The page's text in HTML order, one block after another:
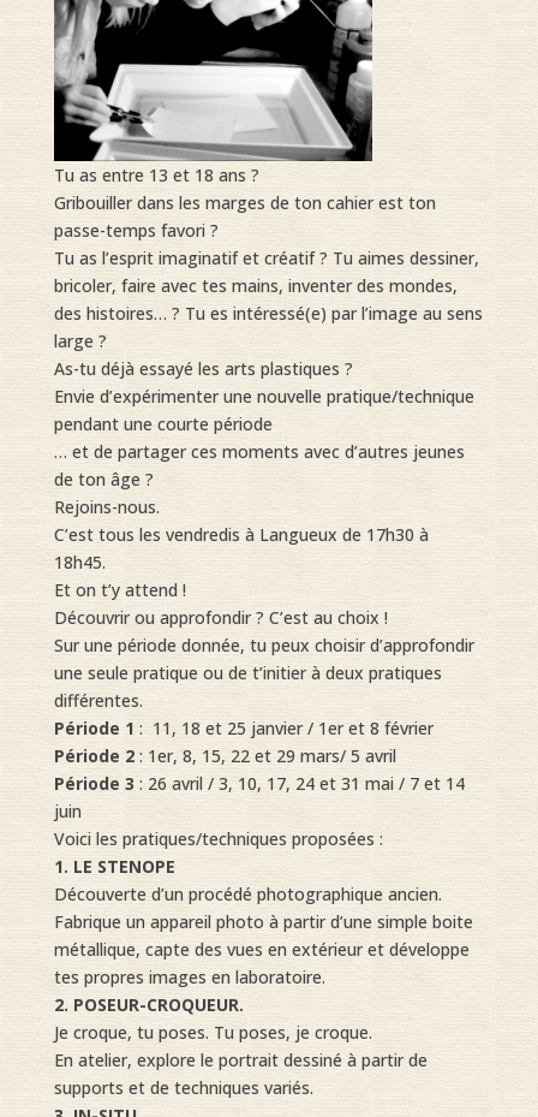
Tu as entre 13 et 18 ans ?
Gribouiller dans les marges de ton cahier est ton
passe-temps favori ?
Tu as l’esprit imaginatif et créatif ? Tu aimes dessiner,
bricoler, faire avec tes mains, inventer des mondes,
des histoires… ? Tu es intéressé(e) par l’image au sens
large ?
As-tu déjà essayé les arts plastiques ?
Envie d’expérimenter une nouvelle pratique/technique
pendant une courte période
… et de partager ces moments avec d’autres jeunes
de ton âge ?
Rejoins-nous.
C’est tous les vendredis à Langueux de 17h30 à
18h45.
Et on t’y attend !
Découvrir ou approfondir ? C’est au choix !
Sur une période donnée, tu peux choisir d’approfondir
une seule pratique ou de t’initier à deux pratiques
différentes.
Période 1 : 11, 18 et 25 janvier / 1er et 8 février
Période 2: 1er, 8, 15, 22 et 29 mars/ 5 avril
Période 3 : 26 avril / 3, 10, 17, 24 et 31 mai / 7 et 14
juin
Voici les pratiques/techniques proposées :
1. LE STENOPE
Découverte d’un procédé photographique ancien.
Fabrique un appareil photo à partir d’une simple boite
métallique, capte des vues en extérieur et développe
tes propres images en laboratoire.
2. POSEUR-CROQUEUR.
Je croque, tu poses. Tu poses, je croque.
En atelier, explore le portrait dessiné à partir de
supports et de techniques variés.